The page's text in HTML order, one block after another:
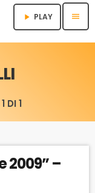
play_arrow PLAY menu
DI 1
2009” –